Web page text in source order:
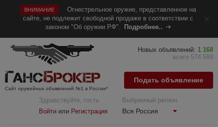
ВНИМАНИЕ
Огнестрельное оружие, представленное на
сайте, не подлежит свободной продаже в соответствии с
законом "Об оружии РФ".
Подробнее..
Сайт оружейных объявлений №1 в России*
Здравствуйте, гость
Войти или Регистрация
Выбранный регион
Вся Россия
Новых объявлений: 1 168
всего 574 589
Подать объявление